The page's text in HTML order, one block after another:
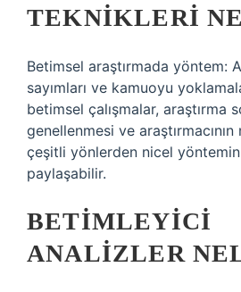
TEKNIKLERI
Betimsel araştırmada yöntem:
sayımları ve kamuoyu
betimsel çalışmalar, araştırma
genellenmesi ve
çeşitli yönlerden nicel
paylaşabilir.
BETIMLEYICI
ANALIZLER